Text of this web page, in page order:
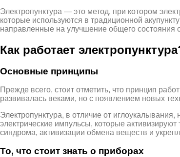
Электропунктура — это метод, при котором
которые используются в традиционной
направленные на улучшение общего состояния
Как работает
Основные принципы
Прежде всего, стоит отметить, что принцип
развивалась веками, но с появлением новых
Электропунктура, в отличие от
электрические импульсы, которые
синдрома, активизации обмена веществ и
То, что стоит знать о приборах